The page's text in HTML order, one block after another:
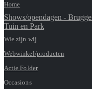
Home
Shows/opendagen -
Tuin en Park
Wie zijn wij
Webwinkel/producten
Actie Folder
Occasions